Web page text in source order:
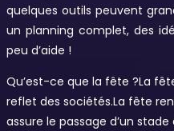
quelques outils peuvent
un planning complet, des
peu d’aide !
Qu’est-ce que la fête ?La
reflet des sociétés.La fête
assure le passage d’un